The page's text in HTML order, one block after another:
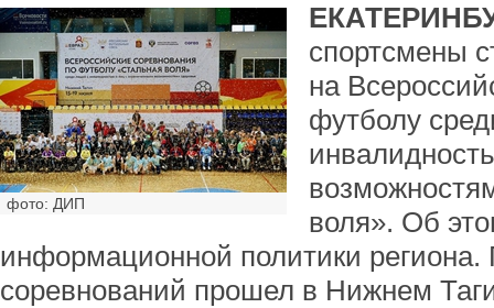
фото: ДИП
спортсмены
на
футболу
воля». Об
информационной политики региона.
соревнований прошел в Нижнем